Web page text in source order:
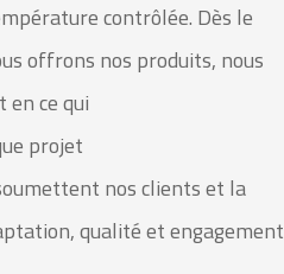
contrôlée. Dès le
offrons nos produits, nous
en ce qui
projet
nos clients et la
qualité et engagement